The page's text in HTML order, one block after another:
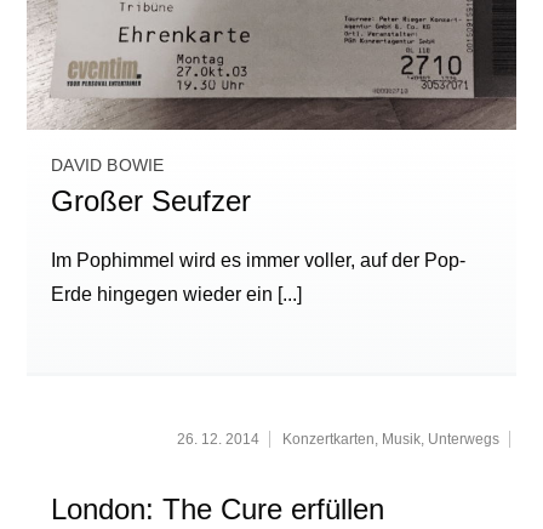
DAVID BOWIE
Großer Seufzer
Im Pophimmel wird es immer voller, auf der Pop-
Erde hingegen wieder ein [...]
26. 12. 2014 Konzertkarten, Musik, Unterwegs
London: The Cure erfüllen